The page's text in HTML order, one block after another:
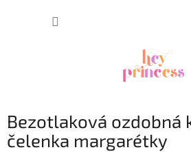
Bezotlaková ozdobná
čelenka margarétky